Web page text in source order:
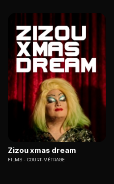
Zizou xmas dream
FILMS COURT-MÉTRAGE